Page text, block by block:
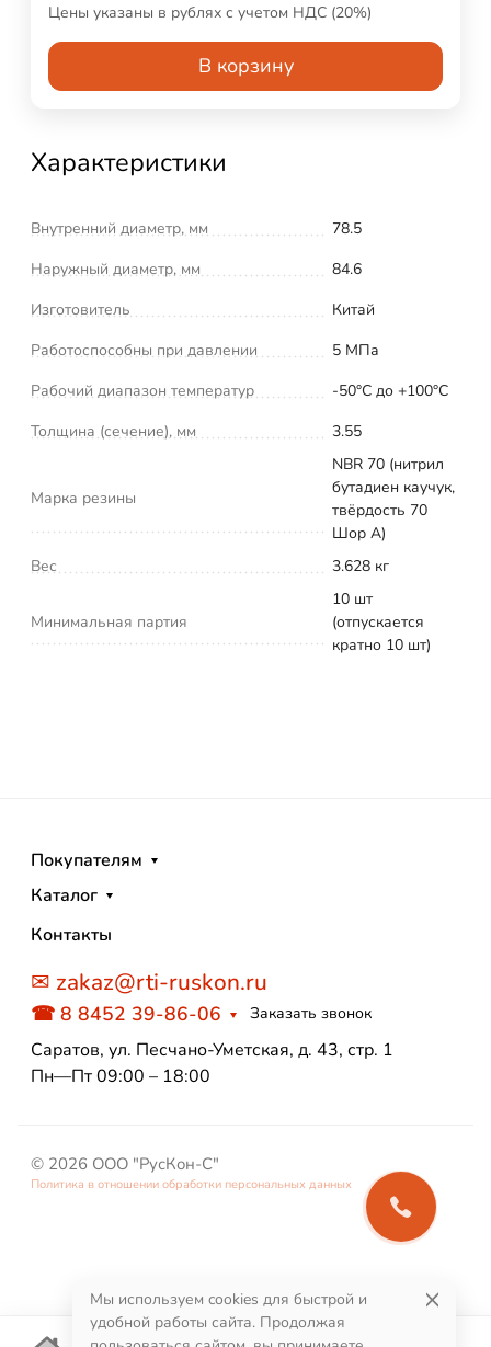
Цены указаны в рублях с учетом НДС (20%)
В корзину
Характеристики
Внутренний диаметр, мм
78.5
Наружный диаметр, мм
84.6
Изготовитель
Китай
Работоспособны при давлении
5 МПа
Рабочий диапазон температур
-50°С до +100°С
Толщина (сечение), мм
3.55
Марка резины
NBR 70 (нитрил
бутадиен каучук,
твёрдость 70
Шор А)
Вес
3.628 кг
Минимальная партия
10 шт
(отпускается
кратно 10 шт)
Покупателям
Каталог
Контакты
✉ zakaz@rti-ruskon.ru
☎ 8 8452 39-86-06 Заказать звонок
Саратов, ул. Песчано-Уметская, д. 43, стр. 1
Пн—Пт 09:00 – 18:00
© 2026 ООО "РусКон-С"
Политика в отношении обработки персональных данных
Мы используем cookies для быстрой и
удобной работы сайта. Продолжая